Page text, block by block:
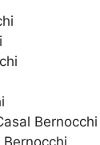
Bernocchi